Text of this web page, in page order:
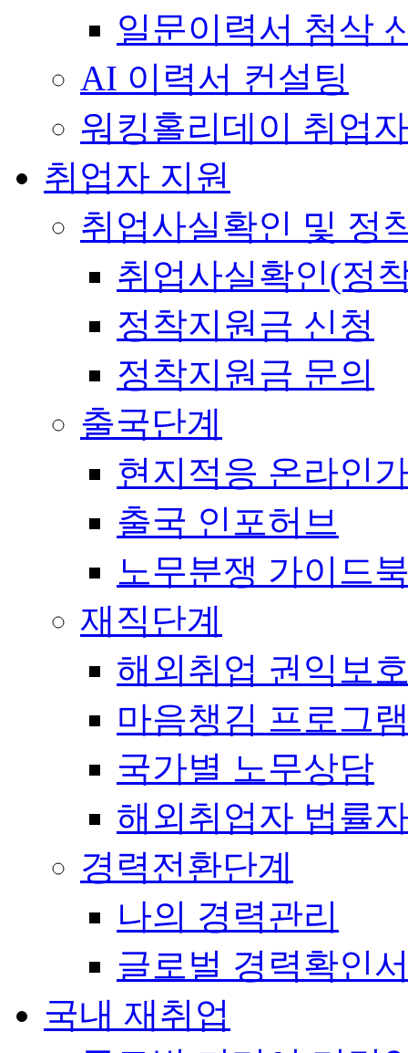
일문이력서 첨삭
AI 이력서 컨설팅
워킹홀리데이 취업
취업자 지원
취업사실확인 및 정
취업사실확인(정
정착지원금 신청
정착지원금 문의
출국단계
현지적응 온라인
출국 인포허브
노무분쟁 가이드
재직단계
해외취업 권익보
마음챙김 프로그
국가별 노무상담
해외취업자 법률
경력전환단계
나의 경력관리
글로벌 경력확인
국내 재취업